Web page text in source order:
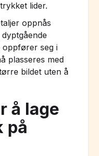
lider.
oppnås
seg i
plasseres med
bildet uten å
å lage
på